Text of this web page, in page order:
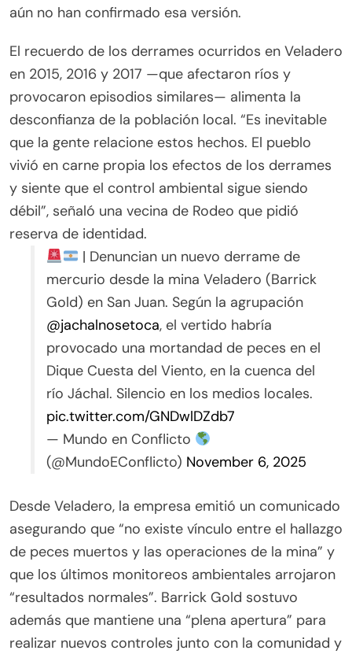
aún no han confirmado esa versión.
El recuerdo de los derrames ocurridos en Veladero
en 2015, 2016 y 2017 —que afectaron ríos y
provocaron episodios similares— alimenta la
desconfianza de la población local. “Es inevitable
que la gente relacione estos hechos. El pueblo
vivió en carne propia los efectos de los derrames
y siente que el control ambiental sigue siendo
débil”, señaló una vecina de Rodeo que pidió
reserva de identidad.
| Denuncian un nuevo derrame de
mercurio desde la mina Veladero (Barrick
Gold) en San Juan. Según la agrupación
@jachalnosetoca, el vertido habría
provocado una mortandad de peces en el
Dique Cuesta del Viento, en la cuenca del
río Jáchal. Silencio en los medios locales.
pic.twitter.com/GNDwlDZdb7
— Mundo en Conflicto
(@MundoEConflicto) November 6, 2025
Desde Veladero, la empresa emitió un comunicado
asegurando que “no existe vínculo entre el hallazgo
de peces muertos y las operaciones de la mina” y
que los últimos monitoreos ambientales arrojaron
“resultados normales”. Barrick Gold sostuvo
además que mantiene una “plena apertura” para
realizar nuevos controles junto con la comunidad y